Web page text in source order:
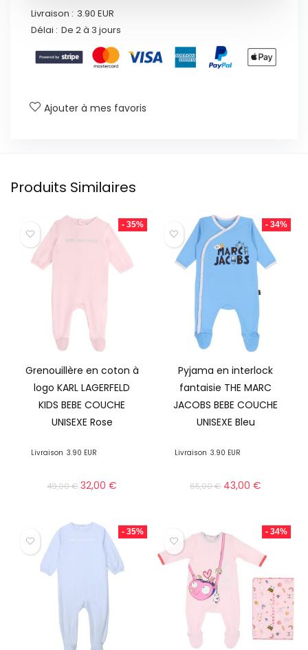
Livraison : 3.90 EUR
Délai : De 2 à 3 jours
Ajouter à mes favoris
Produits Similaires
- 35%
Grenouillère en coton à
logo KARL LAGERFELD
KIDS BEBE COUCHE
UNISEXE Rose
Livraison 3.90 EUR
49,00€ 32,00€
- 34%
Pyjama en interlock
fantaisie THE MARC
JACOBS BEBE COUCHE
UNISEXE Bleu
Livraison 3.90 EUR
65,00€ 43,00€
- 35% - 34%